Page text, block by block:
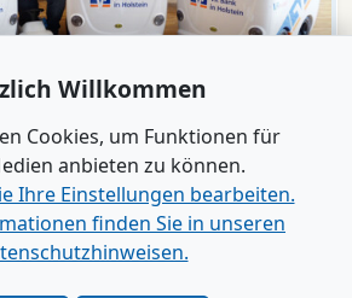
Engagement
Holstein macht KiTas mobil!
Videos anzeigen
Willkommen
Cookies, um Funktionen für
anbieten zu können.
Ihre Einstellungen bearbeiten.
finden Sie in unseren